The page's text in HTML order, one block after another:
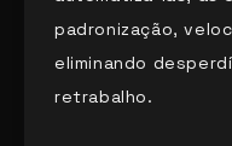
padronização,
eliminando
retrabalho.